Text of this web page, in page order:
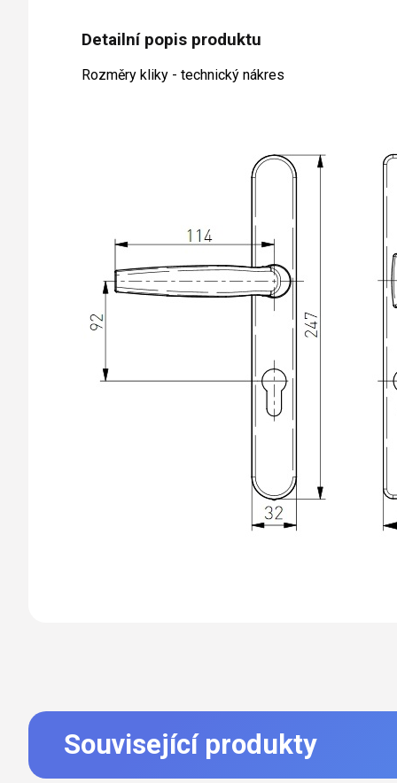
Detailní popis produktu
Rozměry kliky - technický nákres
Související produkty